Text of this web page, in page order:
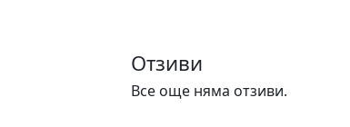
Отзиви
Все още няма отзиви.